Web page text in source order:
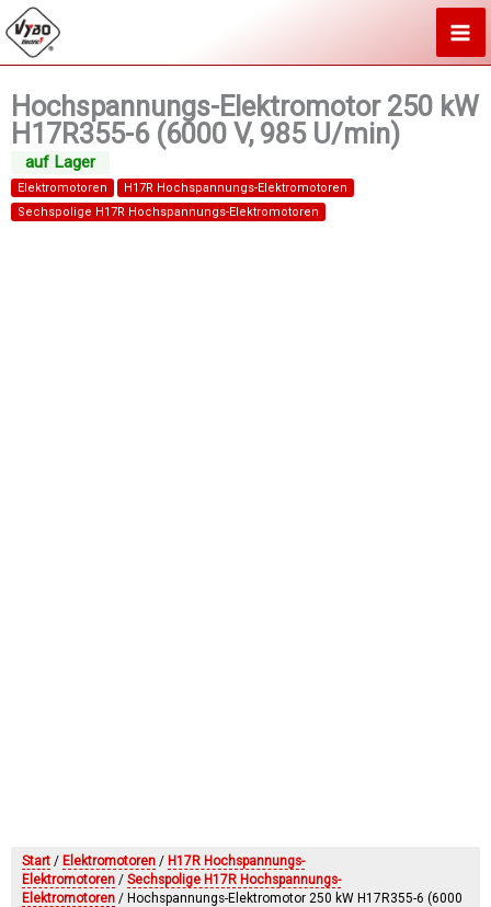
Zum
Inhalt
Hochspannungs-Elektromotor 250 kW
H17R355-6 (6000 V, 985 U/min)
Elektromotoren
H17R Hochspannungs-Elektromotoren
Sechspolige H17R Hochspannungs-Elektromotoren
Start / Elektromotoren / H17R Hochspannungs-
Elektromotoren / Sechspolige H17R Hochspannungs-
Elektromotoren / Hochspannungs-Elektromotor 250 kW H17R355-6 (6000